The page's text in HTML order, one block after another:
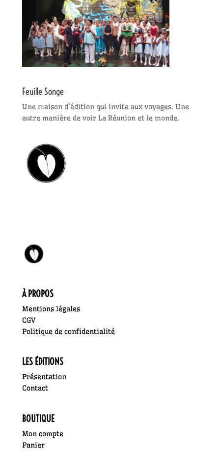
Feuille Songe
Une maison d’édition qui invite aux voyages. Une
autre manière de voir La Réunion et le monde.
À PROPOS
Mentions légales
CGV
Politique de confidentialité
LES ÉDITIONS
Présentation
Contact
BOUTIQUE
Mon compte
Panier